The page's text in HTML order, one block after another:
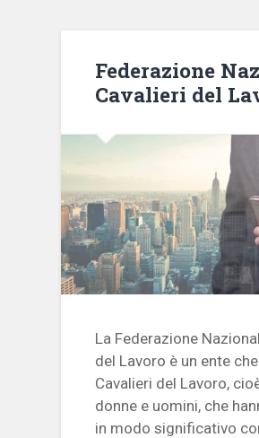
Federazione
Cavalieri del
La Federazione
del Lavoro è un ente
Cavalieri del Lavoro,
donne e uomini, che
in modo significativo